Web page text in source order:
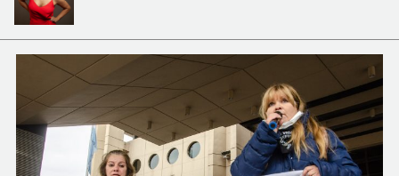
LATFEMLAB.
PRODUCTOS
COMUNIDAD